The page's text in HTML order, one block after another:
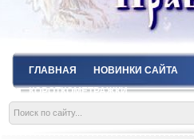
ГЛАВНАЯ НОВИНКИ САЙТА
КОРОТКОМЕТРАЖКИ